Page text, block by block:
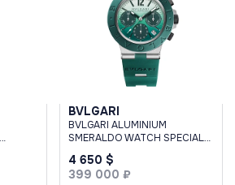
BVLGARI
BVLGARI ALUMINIUM
SMERALDO WATCH SPECIAL
4 650 $
399 000 ₽